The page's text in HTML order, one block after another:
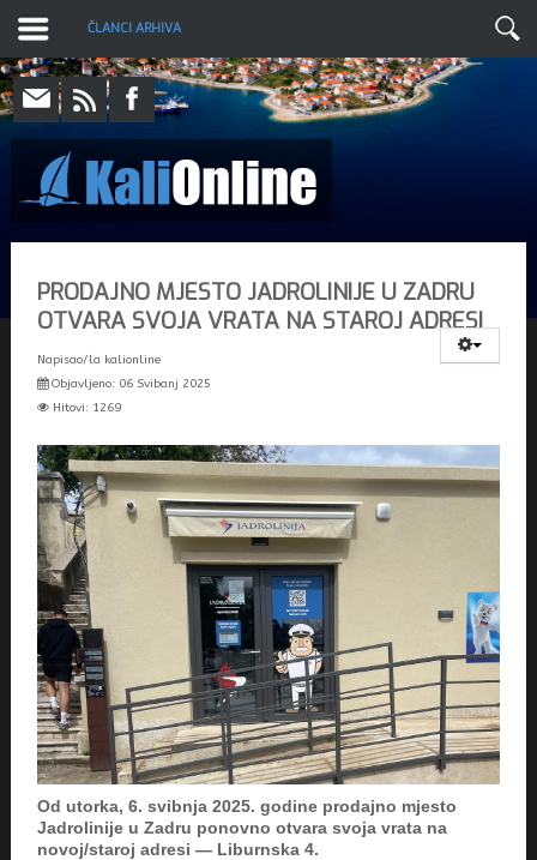
ČLANCI ARHIVA
PRODAJNO MJESTO JADROLINIJE U ZADRU
OTVARA SVOJA VRATA NA STAROJ ADRESI
Napisao/la kalionline
Objavljeno: 06 Svibanj 2025
Hitovi: 1269
Od utorka, 6. svibnja 2025. godine prodajno mjesto
Jadrolinije u Zadru ponovno otvara svoja vrata na
novoj/staroj adresi — Liburnska 4.